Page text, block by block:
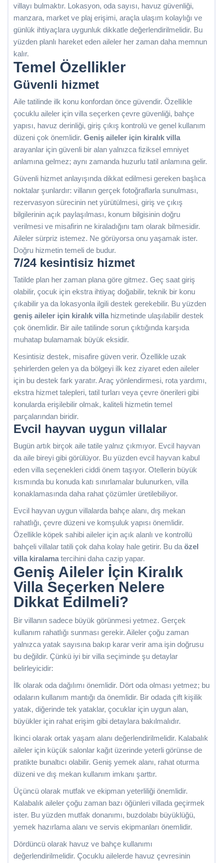
villayı bulmaktır. Lokasyon, oda sayısı, havuz güvenliği,
manzara, market ve plaj erişimi, araçla ulaşım kolaylığı ve
günlük ihtiyaçlara uygunluk dikkatle değerlendirilmelidir. Bu
yüzden planlı hareket eden aileler her zaman daha memnun
kalır.
Temel Özellikler
Güvenli hizmet
Aile tatilinde ilk konu konfordan önce güvendir. Özellikle
çocuklu aileler için villa seçerken çevre güvenliği, bahçe
yapısı, havuz derinliği, giriş çıkış kontrolü ve genel kullanım
düzeni çok önemlidir. Geniş aileler için kiralık villa
arayanlar için güvenli bir alan yalnızca fiziksel emniyet
anlamına gelmez; aynı zamanda huzurlu tatil anlamına gelir.
Güvenli hizmet anlayışında dikkat edilmesi gereken başlıca
noktalar şunlardır: villanın gerçek fotoğraflarla sunulması,
rezervasyon sürecinin net yürütülmesi, giriş ve çıkış
bilgilerinin açık paylaşılması, konum bilgisinin doğru
verilmesi ve misafirin ne kiraladığını tam olarak bilmesidir.
Aileler sürpriz istemez. Ne görüyorsa onu yaşamak ister.
Doğru hizmetin temeli de budur.
7/24 kesintisiz hizmet
Tatilde plan her zaman plana göre gitmez. Geç saat giriş
olabilir, çocuk için ekstra ihtiyaç doğabilir, teknik bir konu
çıkabilir ya da lokasyonla ilgili destek gerekebilir. Bu yüzden
geniş aileler için kiralık villa hizmetinde ulaşılabilir destek
çok önemlidir. Bir aile tatilinde sorun çıktığında karşıda
muhatap bulamamak büyük eksidir.
Kesintisiz destek, misafire güven verir. Özellikle uzak
şehirlerden gelen ya da bölgeyi ilk kez ziyaret eden aileler
için bu destek fark yaratır. Araç yönlendirmesi, rota yardımı,
ekstra hizmet talepleri, tatil turları veya çevre önerileri gibi
konularda erişilebilir olmak, kaliteli hizmetin temel
parçalarından biridir.
Evcil hayvan uygun villalar
Bugün artık birçok aile tatile yalnız çıkmıyor. Evcil hayvan
da aile bireyi gibi görülüyor. Bu yüzden evcil hayvan kabul
eden villa seçenekleri ciddi önem taşıyor. Otellerin büyük
kısmında bu konuda katı sınırlamalar bulunurken, villa
konaklamasında daha rahat çözümler üretilebiliyor.
Evcil hayvan uygun villalarda bahçe alanı, dış mekan
rahatlığı, çevre düzeni ve komşuluk yapısı önemlidir.
Özellikle köpek sahibi aileler için açık alanlı ve kontrollü
bahçeli villalar tatili çok daha kolay hale getirir. Bu da özel
villa kiralama tercihini daha cazip yapar.
Geniş Aileler İçin Kiralık
Villa Seçerken Nelere
Dikkat Edilmeli?
Bir villanın sadece büyük görünmesi yetmez. Gerçek
kullanım rahatlığı sunması gerekir. Aileler çoğu zaman
yalnızca yatak sayısına bakıp karar verir ama işin doğrusu
bu değildir. Çünkü iyi bir villa seçiminde şu detaylar
belirleyicidir:
İlk olarak oda dağılımı önemlidir. Dört oda olması yetmez; bu
odaların kullanım mantığı da önemlidir. Bir odada çift kişilik
yatak, diğerinde tek yataklar, çocuklar için uygun alan,
büyükler için rahat erişim gibi detaylara bakılmalıdır.
İkinci olarak ortak yaşam alanı değerlendirilmelidir. Kalabalık
aileler için küçük salonlar kağıt üzerinde yeterli görünse de
pratikte bunaltıcı olabilir. Geniş yemek alanı, rahat oturma
düzeni ve dış mekan kullanım imkanı şarttır.
Üçüncü olarak mutfak ve ekipman yeterliliği önemlidir.
Kalabalık aileler çoğu zaman bazı öğünleri villada geçirmek
ister. Bu yüzden mutfak donanımı, buzdolabı büyüklüğü,
yemek hazırlama alanı ve servis ekipmanları önemlidir.
Dördüncü olarak havuz ve bahçe kullanımı
değerlendirilmelidir. Çocuklu ailelerde havuz çevresinin